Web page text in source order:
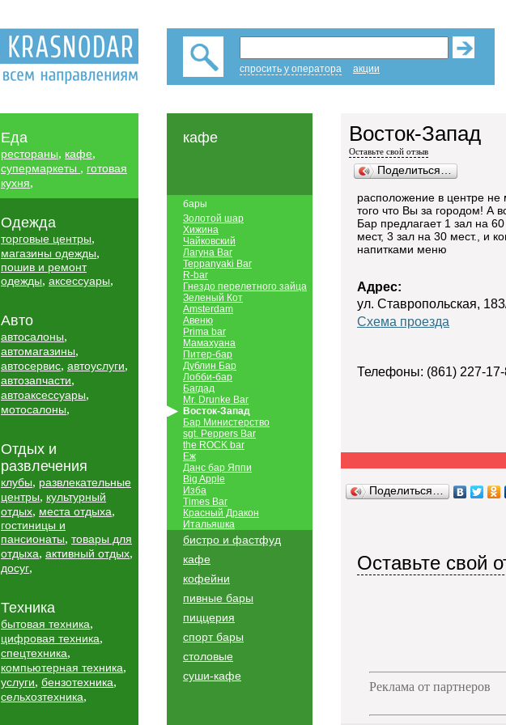
спросить у оператора акции
Еда
рестораны, кафе,
супермаркеты , готовая
кухня,
Одежда
торговые центры,
магазины одежды,
пошив и ремонт
одежды, аксессуары,
Авто
автосалоны,
автомагазины,
автосервис, автоуслуги,
автозапчасти,
автоаксессуары,
мотосалоны,
Отдых и
развлечения
клубы, развлекательные
центры, культурный
отдых, места отдыха,
гостиницы и
пансионаты, товары для
отдыха, активный отдых,
досуг,
Техника
бытовая техника,
цифровая техника,
спецтехника,
компьютерная техника,
услуги, бензотехника,
сельхозтехника,
кафе
бары
Золотой шар
Хижина
Чайковский
Лагуна Bar
Teppanyaki Bar
R-bar
Гнездо перелетного зайца
Зеленый Кот
Amsterdam
Авеню
Prima bar
Мамахуана
Питер-бар
Дублин Бар
Лобби-бар
Багдад
Mr. Drunke Bar
Восток-Запад
Бар Министерство
sgt. Peppers Bar
the ROCK bar
Еж
Данс бар Яппи
Big Apple
Изба
Times Bar
Красный Дракон
Итальяшка
бистро и фастфуд
кафе
кофейни
пивные бары
пиццерия
спорт бары
столовые
суши-кафе
Восток-Запад
Оставьте свой отзыв
Поделиться…
расположение в центре
того что Вы за городом! А
Бар предлагает 1 зал на
мест, 3 зал на 30 мест., и
напитками меню
Адрес:
ул. Ставропольская,
Схема проезда
Телефоны: (861) 227-
Поделиться…
Оставьте свой
Реклама от партнеров